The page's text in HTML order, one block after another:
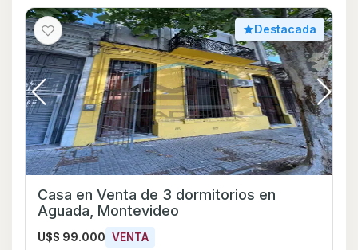
Destacada
Casa en Venta de 3 dormitorios en
Aguada, Montevideo
U$S 99.000 VENTA